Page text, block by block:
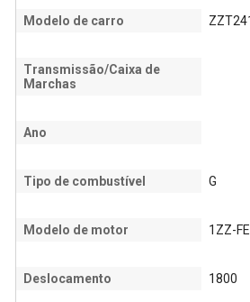
Modelo de carro
Transmissão/Caixa de
Marchas
Ano
Tipo de combustível G
Modelo de motor 1ZZ-FE
Deslocamento 1800